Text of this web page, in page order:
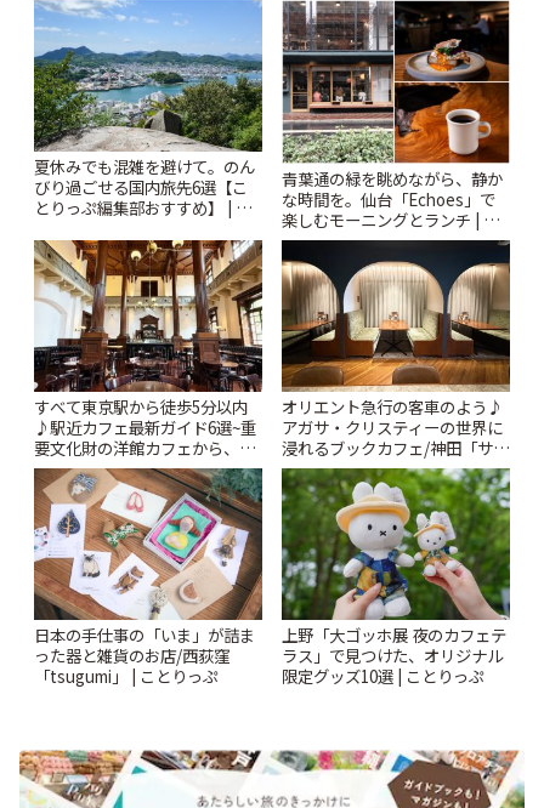
夏休みでも混雑を避けて。のん
びり過ごせる国内旅先6選【こ
とりっぷ編集部おすすめ】 | こ
青葉通の緑を眺めながら、静か
な時間を。仙台「Echoes」で
楽しむモーニングとランチ | こ
とりっぷ
すべて東京駅から徒歩5分以内
♪駅近カフェ最新ガイド6選~重
要文化財の洋館カフェから、改
札すぐのレトロ喫茶まで~ | こと
りっぷ
オリエント急行の客車のよう♪
アガサ・クリスティーの世界に
浸れるブックカフェ/神田「サロ
ンクリスティ」 | ことりっぷ
日本の手仕事の「いま」が詰ま
った器と雑貨のお店/西荻窪
「tsugumi」 | ことりっぷ
上野「大ゴッホ展 夜のカフェテ
ラス」で見つけた、オリジナル
限定グッズ10選 | ことりっぷ